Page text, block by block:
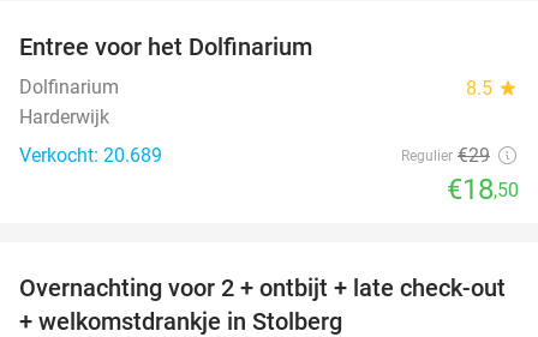
Entree voor het Dolfinarium
Dolfinarium 8.5 star
Harderwijk
Verkocht: 20.689
Regulier €29
€18,50
33%
Overnachting voor 2 + ontbijt + late check-out
+ welkomstdrankje in Stolberg